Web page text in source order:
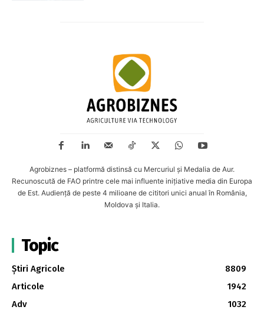
Agrobiznes – platformă distinsă cu Mercuriul și Medalia de Aur.
Recunoscută de FAO printre cele mai influente inițiative media din Europa
de Est. Audiență de peste 4 milioane de cititori unici anual în România,
Moldova și Italia.
Topic
Știri Agricole
8809
Articole
1942
Adv
1032